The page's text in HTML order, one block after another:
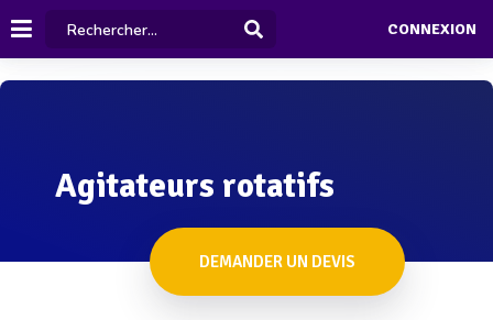
CONNEXION
Agitateurs rotatifs
DEMANDER UN DEVIS